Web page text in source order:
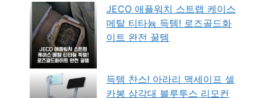
JECO 애플워치 스트랩 케이스
메탈 티타늄 득템! 로즈골드화
이트 완전 꿀템
득템 찬스! 아라리 맥세이프 셀
카봉 삼각대 블루투스 리모컨